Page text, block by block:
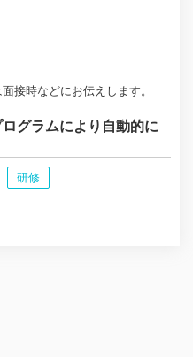
接時などにお伝えします。
グラムにより自動的に
研修